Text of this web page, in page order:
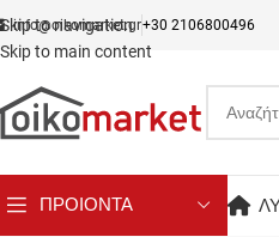
Skip to navigation
Skip to main content
info@oikomarket.gr+30 2106800496
ΠΡΟΙΟΝΤΑ